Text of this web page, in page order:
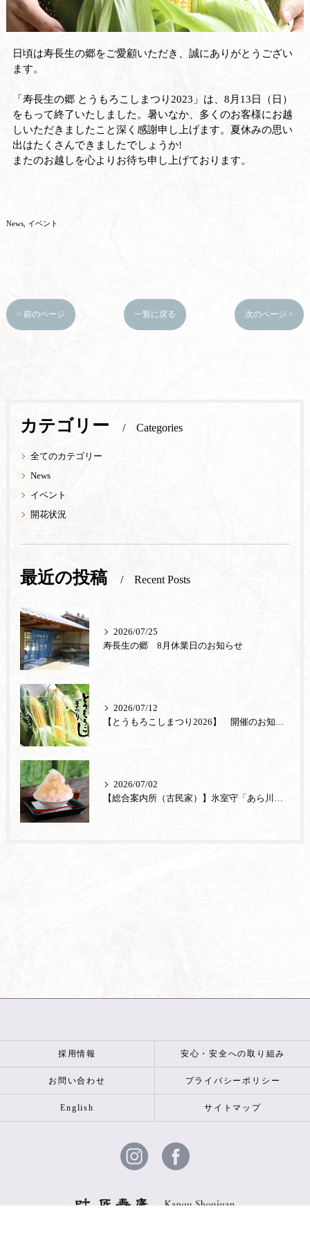
日頃は寿長生の郷をご愛顧いただき、誠にありがとうござい
ます。
「寿長生の郷 とうもろこしまつり2023」は、8月13日（日）
をもって終了いたしました。暑いなか、多くのお客様にお越
しいただきましたこと深く感謝申し上げます。夏休みの思い
出はたくさんできましたでしょうか!
またのお越しを心よりお待ち申し上げております。
News イベント
< 前のページ 一覧に戻る 次のページ >
カテゴリー Categories
全てのカテゴリー
News
イベント
開花状況
最近の投稿 Recent Posts
2026/07/25
寿長生の郷 8月休業日のお知らせ
2026/07/12
【とうもろこしまつり2026】 開催のお知らせ
2026/07/02
【総合案内所（古民家）】氷室守「あら川の桃」が登場
採用情報 安心・安全への取り組み
お問い合わせ プライバシーポリシー
English サイトマップ